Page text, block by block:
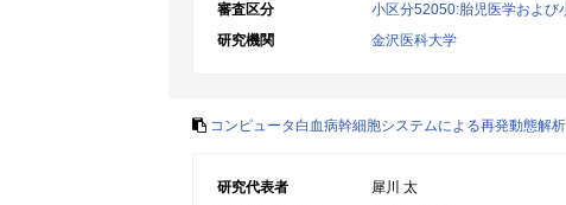
審査区分
小区分52050:胎児医学および
研究機関
金沢医科大学
コンピュータ白血病幹細胞システムによる再発動態解
研究代表者
犀川 太